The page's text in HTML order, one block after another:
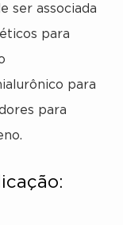
ser associada
para
para
para